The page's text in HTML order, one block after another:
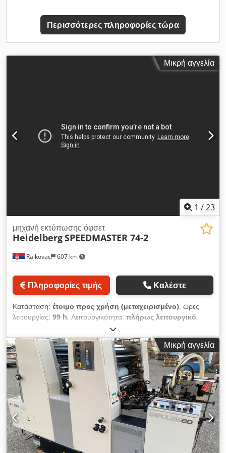
Περισσότερες πληροφορίες τώρα
Μικρή αγγελία
1 /23
Rajkovac 607 km
μηχανή εκτύπωσης όφσετ
HeidelbergSPEEDMASTER 74-2
Πληροφορίες τιμής Καλέστε
Κατάσταση: έτοιμο προς χρήση (μεταχειρισμένο), ώρες
λειτουργίας: 99 h, Λειτουργικότητα: πλήρως λειτουργικό,
αριθμός μηχανήματος/οχήματος:
ανακατασκευής:2026, HEIDELBERG SM-74-2, 2-χρωματική
εκτυπωτική μηχανή offset 2/0 Έτος κατασκευής: 1994 Αριθμός
εκτυπώσεων: 99 εκατομμύρια Αριθμός μηχανής: 620 110
Εκτύπωση: - Cpc 1-04, cp tronic Μέγ. μέγεθος φύλλου: 530
mm x 740 mm Ελάχ. μέγεθος φύλλου: 210 mm x 280 mm
Μέγιστο μέγεθος εκτύπωσης: 510 mm x 740 mm Πάχος
υλικού: 0.03 mm - 0.60 mm Περιθώριο αρπάγης: 8 mm - 10
mm Απόδοση εκτύπωσης: - Μέγιστο: 15.000 φύλλα/ώρα (sph)
Κύλινδρος πλάκας: - Υποκοπή κυλίνδρου: 0.15 mm -
Απόσταση από μπροστινή άκρη πλάκας ως άκρη εκτύπωσης:
59,50 mm Πλάκες: - Μήκος x πλάτος: 605 mm x 745 mm -
Μικρή αγγελία